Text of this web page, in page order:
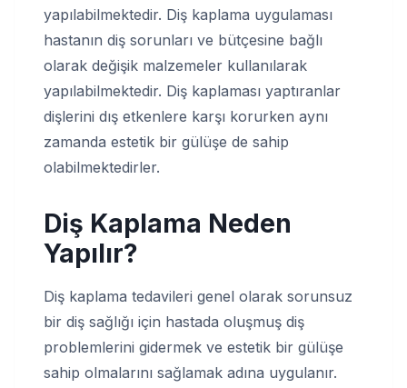
yapılabilmektedir. Diş kaplama uygulaması
hastanın diş sorunları ve bütçesine bağlı
olarak değişik malzemeler kullanılarak
yapılabilmektedir. Diş kaplaması yaptıranlar
dişlerini dış etkenlere karşı korurken aynı
zamanda estetik bir gülüşe de sahip
olabilmektedirler.
Diş Kaplama Neden
Yapılır?
Diş kaplama tedavileri genel olarak sorunsuz
bir diş sağlığı için hastada oluşmuş diş
problemlerini gidermek ve estetik bir gülüşe
sahip olmalarını sağlamak adına uygulanır.